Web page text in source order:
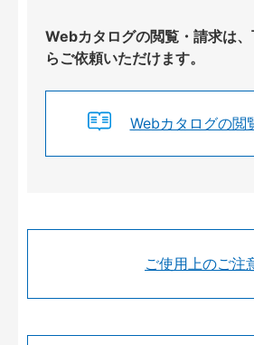
Webカタログの閲覧・請求は
らご依頼いただけます。
Webカタログの閲
ご使用上のご注